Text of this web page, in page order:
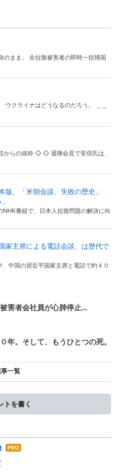
のまま。 全拉致被害者の即時一括帰国
ウクライナはどうなるのだろう。 ＿＿
からの抜粋 ◇ ◇ 退陣会見で安倍氏は、
版、「米朝会談、失敗の歴史」
NHK番組で、日本人拉致問題の解決に向
家主席による電話会談、は歴代で
中国の習近平国家主席と電話で約４０
害者会社員が心肺停止…
年。そして、もうひとつの死。
一覧
トを書く
はて